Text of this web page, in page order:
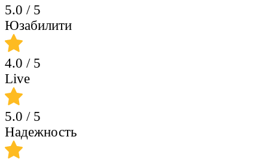
5.0 / 5
Юзабилити
4.0 / 5
Live
5.0 / 5
Надежность